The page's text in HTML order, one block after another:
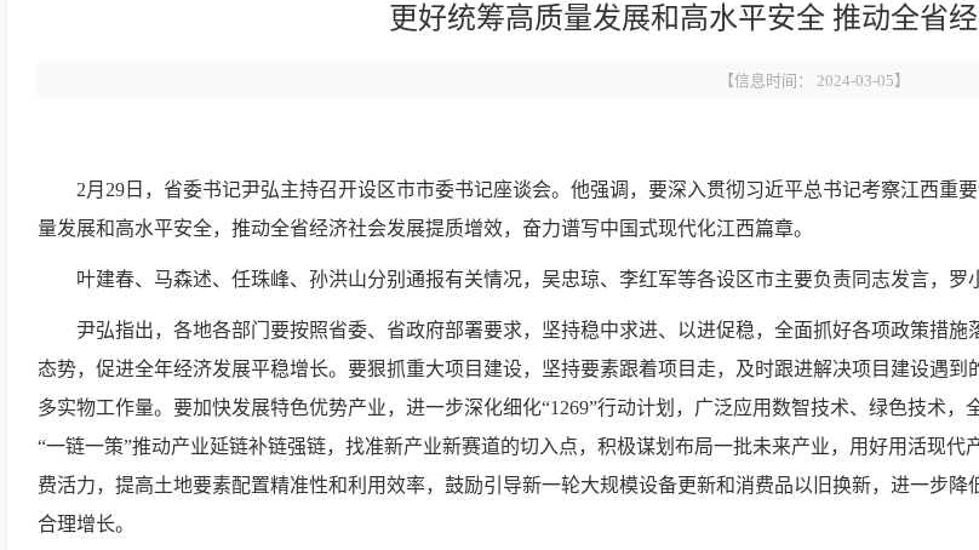
更好统筹高质量发展和高水平安全 推动全省
【信息时间： 2024-03-05】
2月29日，省委书记尹弘主持召开设区市市委书记座谈会。他强调，要深入贯彻习近平总书记考察江西重
量发展和高水平安全，推动全省经济社会发展提质增效，奋力谱写中国式现代化江西篇章。
叶建春、马森述、任珠峰、孙洪山分别通报有关情况，吴忠琼、李红军等各设区市主要负责同志发言，罗
尹弘指出，各地各部门要按照省委、省政府部署要求，坚持稳中求进、以进促稳，全面抓好各项政策措
态势，促进全年经济发展平稳增长。要狠抓重大项目建设，坚持要素跟着项目走，及时跟进解决项目建设遇
多实物工作量。要加快发展特色优势产业，进一步深化细化“1269”行动计划，广泛应用数智技术、绿色技术
“一链一策”推动产业延链补链强链，找准新产业新赛道的切入点，积极谋划布局一批未来产业，用好用活现
费活力，提高土地要素配置精准性和利用效率，鼓励引导新一轮大规模设备更新和消费品以旧换新，进一步
合理增长。